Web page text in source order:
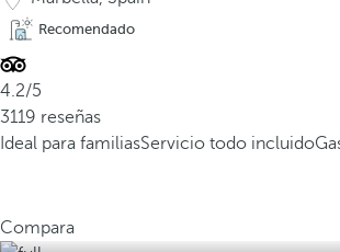
Recomendado
4.2/5
3119 reseñas
Ideal para familiasServicio todo incluido
Compara